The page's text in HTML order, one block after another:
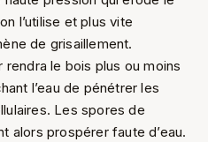
l’utilise et plus vite
de grisaillement.
rendra le bois plus ou moins
l’eau de pénétrer les
Les spores de
alors prospérer faute d’eau.